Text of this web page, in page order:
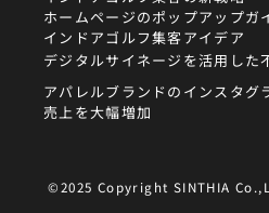
ホームページのポップアップガ
インドアゴルフ集客アイデア
デジタルサイネージを活用した
アパレルブランドのインスタグ
売上を大幅増加
©2025 Copyright SINTHIA